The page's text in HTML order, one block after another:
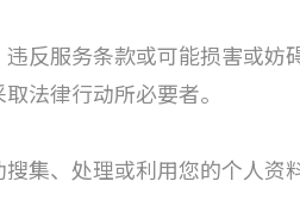
反服务条款或可能损害或
法律行动所必要者。
集、处理或利用您的个人资